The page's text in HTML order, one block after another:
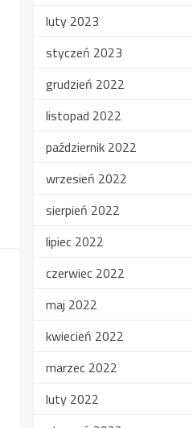
luty 2023
styczeń 2023
grudzień 2022
listopad 2022
październik 2022
wrzesień 2022
sierpień 2022
lipiec 2022
czerwiec 2022
maj 2022
kwiecień 2022
marzec 2022
luty 2022